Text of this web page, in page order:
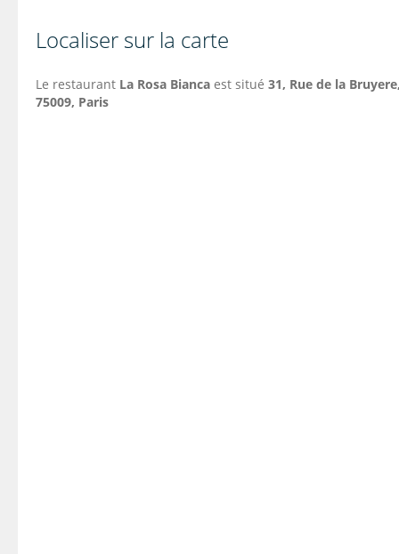
Localiser sur la carte
Le restaurant La Rosa Bianca est situé 31, Rue de la Bruyere
75009, Paris